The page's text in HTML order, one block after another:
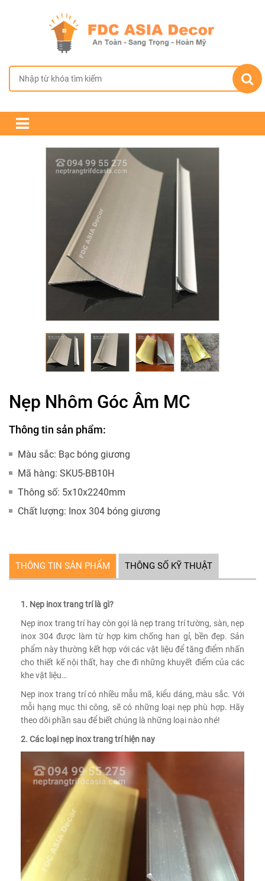
Nẹp Nhôm Góc Âm MC
Thông tin sản phẩm:
Màu sắc: Bạc bóng giương
Mã hàng: SKU5-BB10H
Thông số: 5x10x2240mm
Chất lượng: Inox 304 bóng giương
THÔNG TIN SẢN PHẨM THÔNG SỐ KỸ THUẬT
1. Nẹp inox trang trí là gì?
Nẹp inox trang trí hay còn gọi là nẹp trang trí tường, sàn, nẹp
inox 304 được làm từ hợp kim chống han gỉ, bền đẹp. Sản
phẩm này thường kết hợp với các vật liệu để tăng điểm nhấn
cho thiết kế nội thất, hay che đi những khuyết điểm của các
khe vật liệu…
Nẹp inox trang trí có nhiều mẫu mã, kiểu dáng, màu sắc. Với
mỗi hạng mục thi công, sẽ có những loại nẹp phù hợp. Hãy
theo dõi phần sau để biết chúng là những loại nào nhé!
2. Các loại nẹp inox trang trí hiện nay
TRANG CHỦ
GIỚI THIỆU
CHÍNH SÁCH BÁN HÀNG